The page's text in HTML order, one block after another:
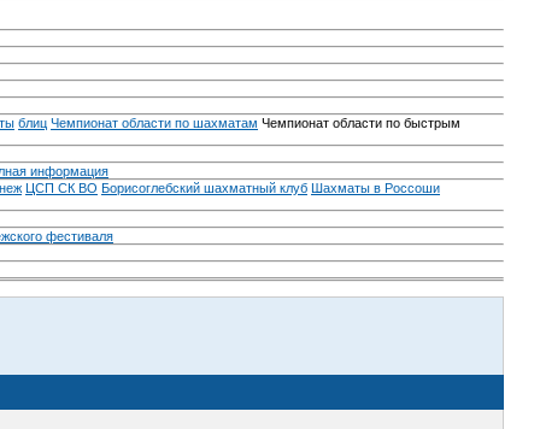
блиц Чемпионат области по шахматам Чемпионат области по быстрым
информация
ЦСП СК ВО Борисоглебский шахматный клуб Шахматы в Россоши
фестиваля